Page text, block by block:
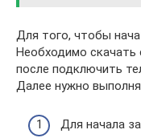
Для того, чтобы
Необходимо скачать
после подключить
Далее нужно
Для начала